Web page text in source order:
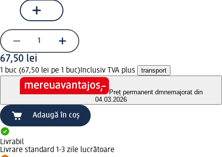
67,50 lei
1 buc (67,50 lei pe 1 buc) Inclusiv TVA plus transport
Preț permanent dmnemajorat din
04.03.2026
Adaugă în coș
Livrabil
Livrare standard 1-3 zile lucrătoare